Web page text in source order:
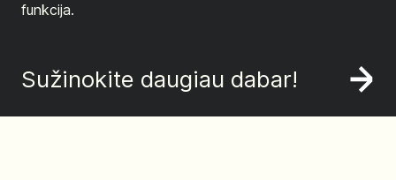
funkcija.
Sužinokite daugiau dabar!